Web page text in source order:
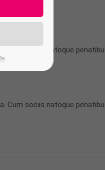
Cum sociis natoque
Cum sociis natoque